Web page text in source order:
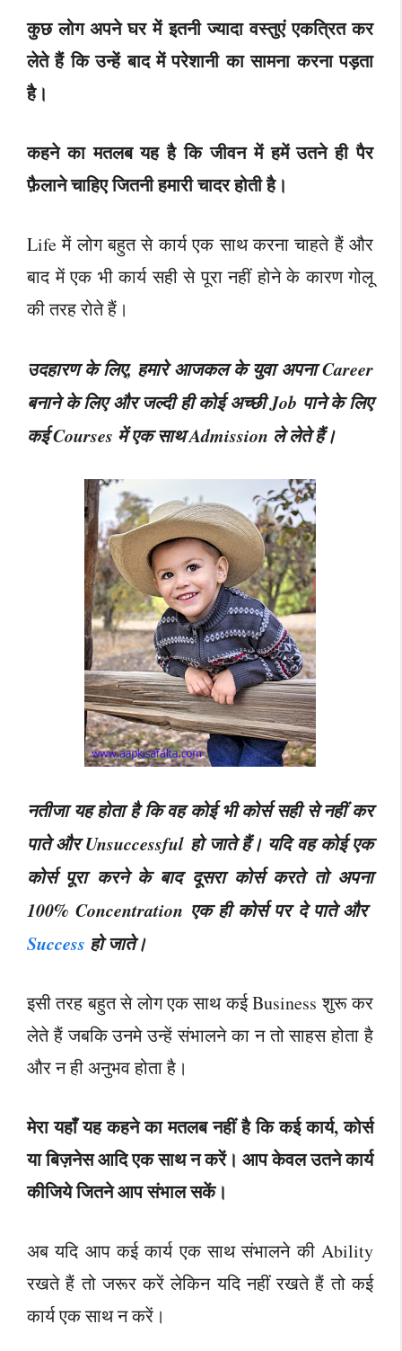
कुछ लोग अपने घर में इतनी ज्यादा वस्तुएं एकत्रित कर
लेते हैं कि उन्हें बाद में परेशानी का सामना करना पड़ता
है।
कहने का मतलब यह है कि जीवन में हमें उतने ही पैर
फ़ैलाने चाहिए जितनी हमारी चादर होती है।
Life में लोग बहुत से कार्य एक साथ करना चाहते हैं और
बाद में एक भी कार्य सही से पूरा नहीं होने के कारण गोलू
की तरह रोते हैं।
उदहारण के लिए, हमारे आजकल के युवा अपना Career
बनाने के लिए और जल्दी ही कोई अच्छी Job पाने के लिए
कई Courses में एक साथ Admission ले लेते हैं।
नतीजा यह होता है कि वह कोई भी कोर्स सही से नहीं कर
पाते और Unsuccessful हो जाते हैं। यदि वह कोई एक
कोर्स पूरा करने के बाद दूसरा कोर्स करते तो अपना
100% Concentration एक ही कोर्स पर दे पाते और
Success हो जाते।
इसी तरह बहुत से लोग एक साथ कई Business शुरू कर
लेते हैं जबकि उनमे उन्हें संभालने का न तो साहस होता है
और न ही अनुभव होता है।
मेरा यहाँ यह कहने का मतलब नहीं है कि कई कार्य, कोर्स
या बिज़नेस आदि एक साथ न करें। आप केवल उतने कार्य
कीजिये जितने आप संभाल सकें।
अब यदि आप कई कार्य एक साथ संभालने की Ability
रखते हैं तो जरूर करें लेकिन यदि नहीं रखते हैं तो कई
कार्य एक साथ न करें।